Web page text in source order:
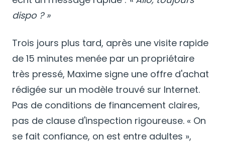
dispo ? »
Trois jours plus tard, après une visite rapide
de 15 minutes menée par un propriétaire
très pressé, Maxime signe une offre d'achat
rédigée sur un modèle trouvé sur Internet.
Pas de conditions de financement claires,
pas de clause d'inspection rigoureuse. « On
se fait confiance, on est entre adultes »,